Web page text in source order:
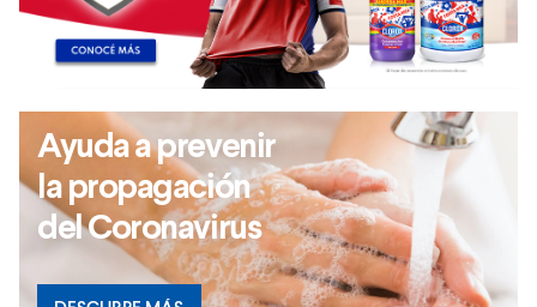
Ayuda a prevenir
la propagación
del Coronavirus